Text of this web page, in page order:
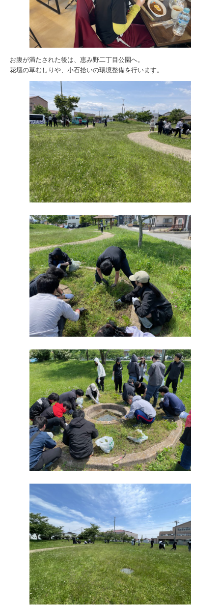
お腹が満たされた後は、恵み野二丁目公園へ。
花壇の草むしりや、小石拾いの環境整備を行います。